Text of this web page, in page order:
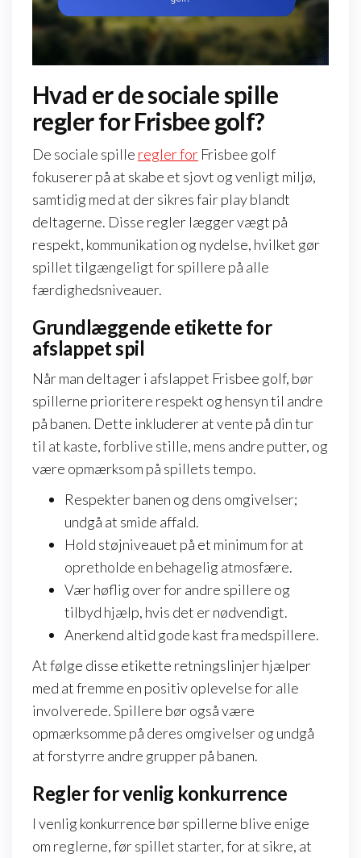
Hvad er de sociale spille
regler for Frisbee golf?
De sociale spille regler for Frisbee golf
fokuserer på at skabe et sjovt og venligt miljø,
samtidig med at der sikres fair play blandt
deltagerne. Disse regler lægger vægt på
respekt, kommunikation og nydelse, hvilket gør
spillet tilgængeligt for spillere på alle
færdighedsniveauer.
Grundlæggende etikette for
afslappet spil
Når man deltager i afslappet Frisbee golf, bør
spillerne prioritere respekt og hensyn til andre
på banen. Dette inkluderer at vente på din tur
til at kaste, forblive stille, mens andre putter, og
være opmærksom på spillets tempo.
Respekter banen og dens omgivelser;
undgå at smide affald.
Hold støjniveauet på et minimum for at
opretholde en behagelig atmosfære.
Vær høflig over for andre spillere og
tilbyd hjælp, hvis det er nødvendigt.
Anerkend altid gode kast fra medspillere.
At følge disse etikette retningslinjer hjælper
med at fremme en positiv oplevelse for alle
involverede. Spillere bør også være
opmærksomme på deres omgivelser og undgå
at forstyrre andre grupper på banen.
Regler for venlig konkurrence
I venlig konkurrence bør spillerne blive enige
om reglerne, før spillet starter, for at sikre, at